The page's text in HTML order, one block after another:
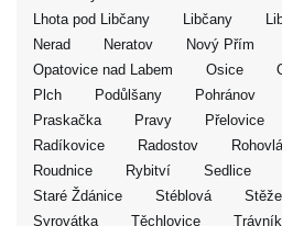
Lhota pod Libčany
Libčany
Nerad
Neratov Nový Přím
Opatovice nad Labem
Osice
Plch
Podůlšany Pohránov
Praskačka
Pravy Přelovice
Radíkovice
Radostov
Roudnice
Rybitví Sedlice
Staré Ždánice
Stéblová
Syrovátka
Těchlovice Trávník